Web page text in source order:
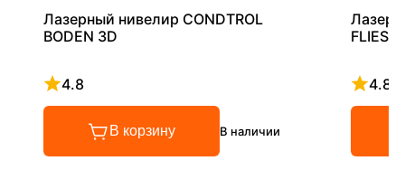
Лазерный нивелир CONDTROL
BODEN 3D
4.8
Рейтинг 4.8 из 5
В корзину В наличии
4.8